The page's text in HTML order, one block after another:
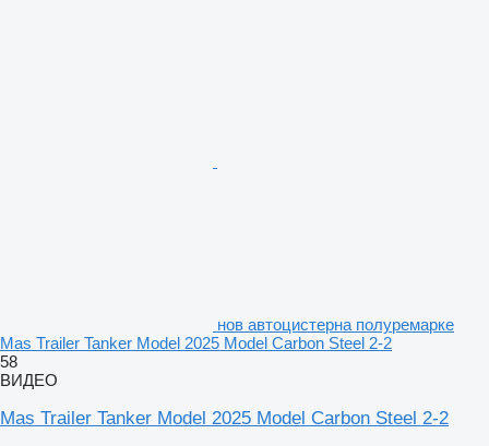
нов автоцистерна полуремарке
Mas Trailer Tanker Model 2025 Model Carbon Steel 2-2
58
ВИДЕО
Mas Trailer Tanker Model 2025 Model Carbon Steel 2-2